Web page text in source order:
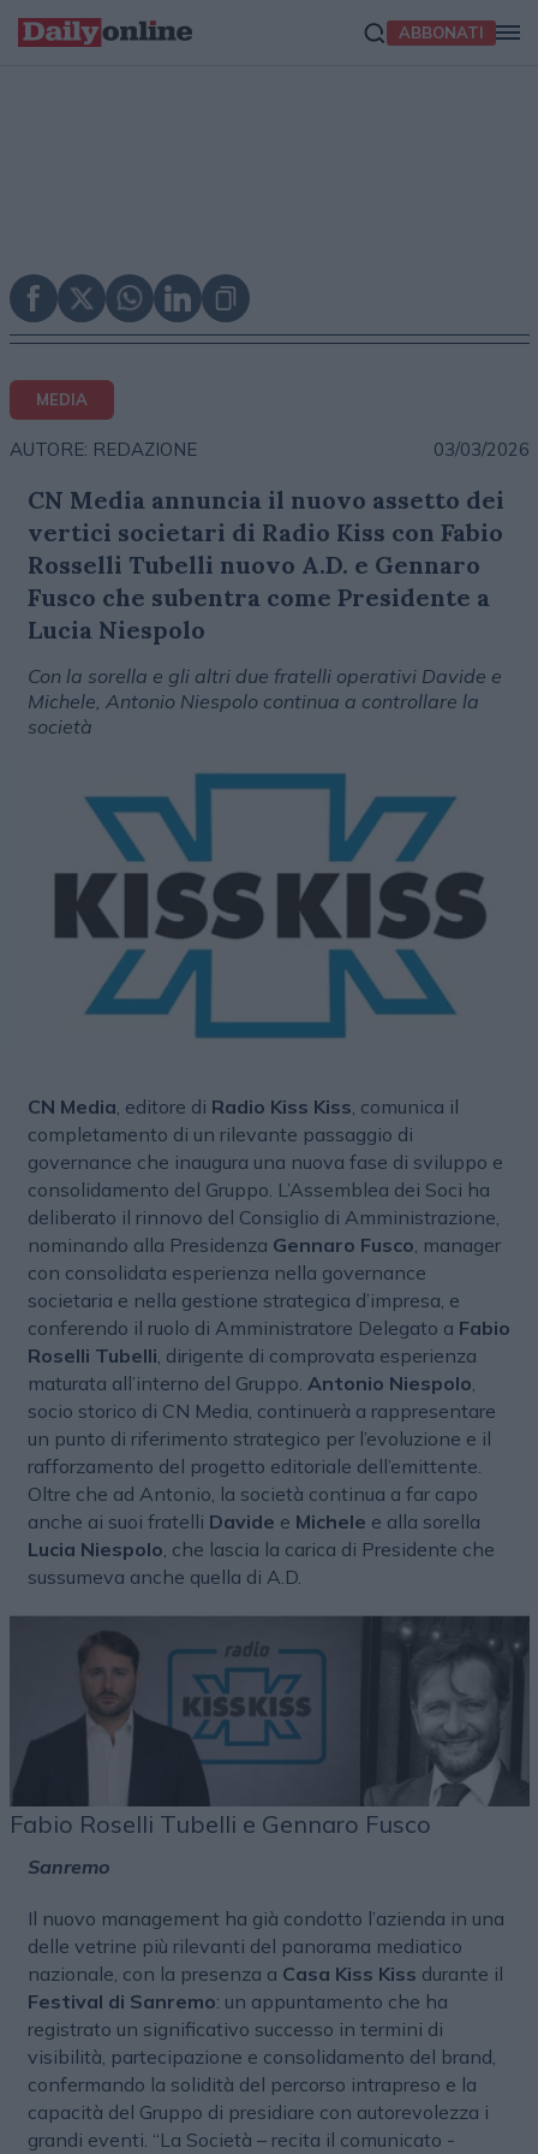
ABBONATI
MEDIA
AUTORE: REDAZIONE 03/03/2026
CN Media annuncia il nuovo assetto dei
vertici societari di Radio Kiss con Fabio
Rosselli Tubelli nuovo A.D. e Gennaro
Fusco che subentra come Presidente a
Lucia Niespolo
Con la sorella e gli altri due fratelli operativi Davide e
Michele, Antonio Niespolo continua a controllare la
società
CN Media , editore di Radio Kiss Kiss , comunica il
completamento di un rilevante passaggio di
governance che inaugura una nuova fase di sviluppo e
consolidamento del Gruppo. L’Assemblea dei Soci ha
deliberato il rinnovo del Consiglio di Amministrazione,
nominando alla Presidenza Gennaro Fusco , manager
con consolidata esperienza nella governance
societaria e nella gestione strategica d’impresa, e
conferendo il ruolo di Amministratore Delegato a Fabio
Roselli Tubelli , dirigente di comprovata esperienza
maturata all’interno del Gruppo. Antonio Niespolo
socio storico di CN Media, continuerà a rappresentare
un punto di riferimento strategico per l’evoluzione e il
rafforzamento del progetto editoriale dell’emittente.
Oltre che ad Antonio, la società continua a far capo
anche ai suoi fratelli Davide e Michele e alla sorella
Lucia Niespolo , che lascia la carica di Presidente che
sussumeva anche quella di A.D.
Fabio Roselli Tubelli e Gennaro Fusco
Sanremo
Il nuovo management ha già condotto l’azienda in una
delle vetrine più rilevanti del panorama mediatico
nazionale, con la presenza a Casa Kiss Kiss durante il
Festival di Sanremo: un appuntamento che ha
registrato un significativo successo in termini di
visibilità, partecipazione e consolidamento del brand,
confermando la solidità del percorso intrapreso e la
capacità del Gruppo di presidiare con autorevolezza i
grandi eventi. “La Società – recita il comunicato -